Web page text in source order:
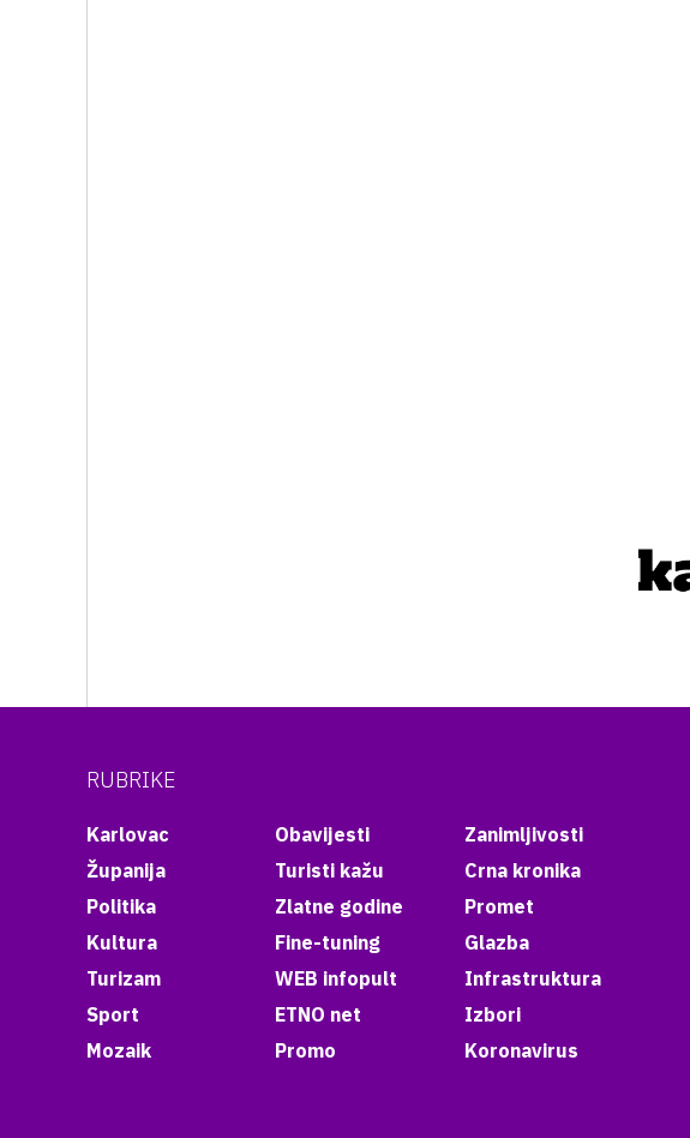
RUBRIKE
Karlovac
Županija
Politika
Kultura
Turizam
Sport
Mozaik
Obavijesti
Turisti kažu
Zlatne godine
Fine-tuning
WEB infopult
ETNO net
Promo
Zanimljivosti
Crna kronika
Promet
Glazba
Infrastruktura
Izbori
Koronavirus